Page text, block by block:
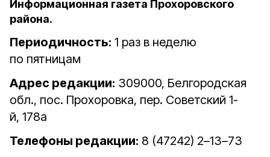
Информационная газета Прохоровского
района.
Периодичность: 1 раз в неделю
по пятницам
Адрес редакции: 309000, Белгородская
обл., пос. Прохоровка, пер. Советский 1-
й, 178а
Телефоны редакции: 8 (47242) 2–13–73